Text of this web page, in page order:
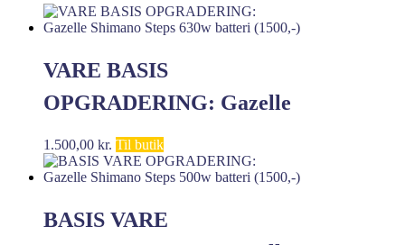
VARE BASIS
OPGRADERING: Gazelle
Shimano Steps 630w
batteri (1500,-)
1.500,00 kr. Til butik
BASIS VARE